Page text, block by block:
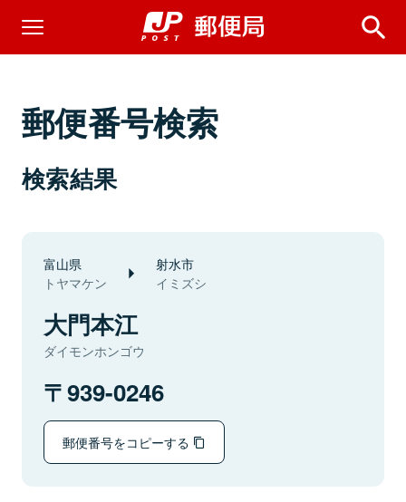
郵便番号検索
検索結果
富山県
トヤマケン
射水市
イミズシ
大門本江
ダイモンホンゴウ
939-0246
郵便番号をコピーする